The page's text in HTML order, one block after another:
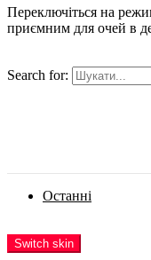
Переключіться на
приємним для очей в
Search for:
Останні
Switch skin